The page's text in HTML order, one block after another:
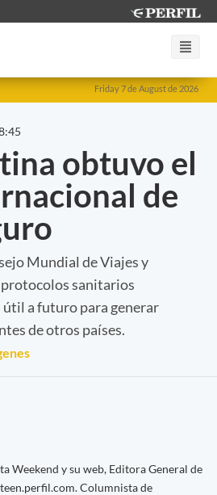
Friday 7 de August de 2026
obtuvo el
de
Mundial de Viajes y
sanitarios
a futuro para generar
de otros países.
Weekend y su web, Editora General de
Columnista de